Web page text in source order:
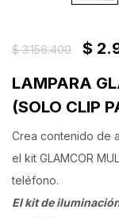
$3.156.400 $
LAMPARA
(SOLO CLIP
Crea contenido de
el kit GLAMCOR
teléfono.
El kit de